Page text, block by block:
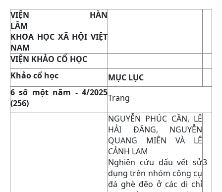
VIỆN HÀN
LÂM
KHOA HỌC XÃ HỘI VIỆT
NAM
VIỆN KHẢO CỔ HỌC
Khảo cổ học
MỤC LỤC
6 số một năm - 4/2025
(256)
Trang
NGUYỄN PHÚC CẦN, LÊ
HẢI ĐĂNG, NGUYỄN
QUANG MIÊN VÀ LÊ
CẢNH LAM
Nghiên cứu dấu vết sử
dụng trên nhóm công cụ
đá ghè đẽo ở các di chỉ
3